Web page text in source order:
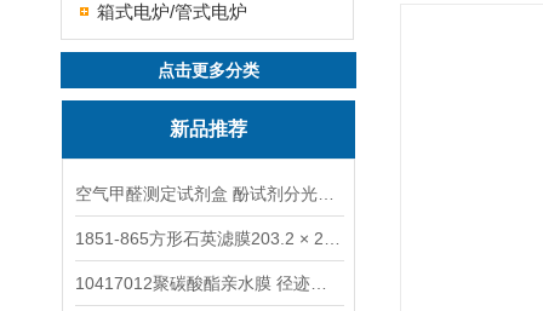
箱式电炉/管式电炉
点击更多分类
新品推荐